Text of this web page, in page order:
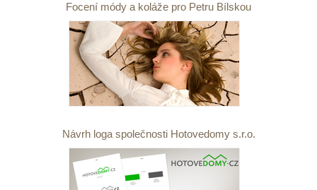
Focení módy a koláže pro Petru Bílskou
Návrh loga společnosti Hotovedomy s.r.o.